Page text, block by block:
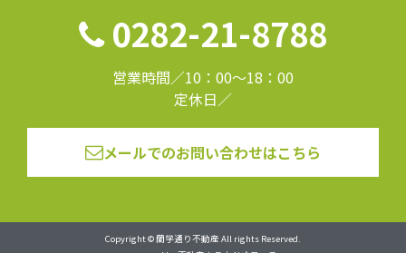
0282-21-8788
営業時間／10：00～18：00
定休日／
メールでのお問い合わせはこちら
Copyright © 蘭学通り不動産 All rights Reserved.